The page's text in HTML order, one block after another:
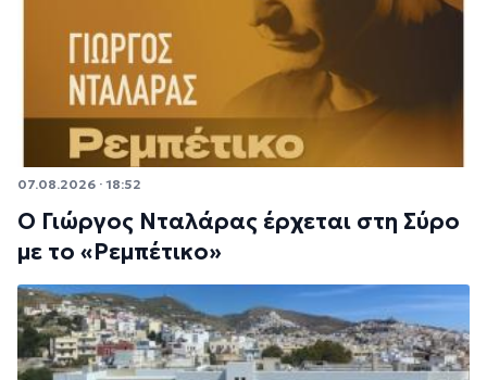
07.08.2026 · 18:52
Ο Γιώργος Νταλάρας έρχεται στη Σύρο
με το «Ρεμπέτικο»